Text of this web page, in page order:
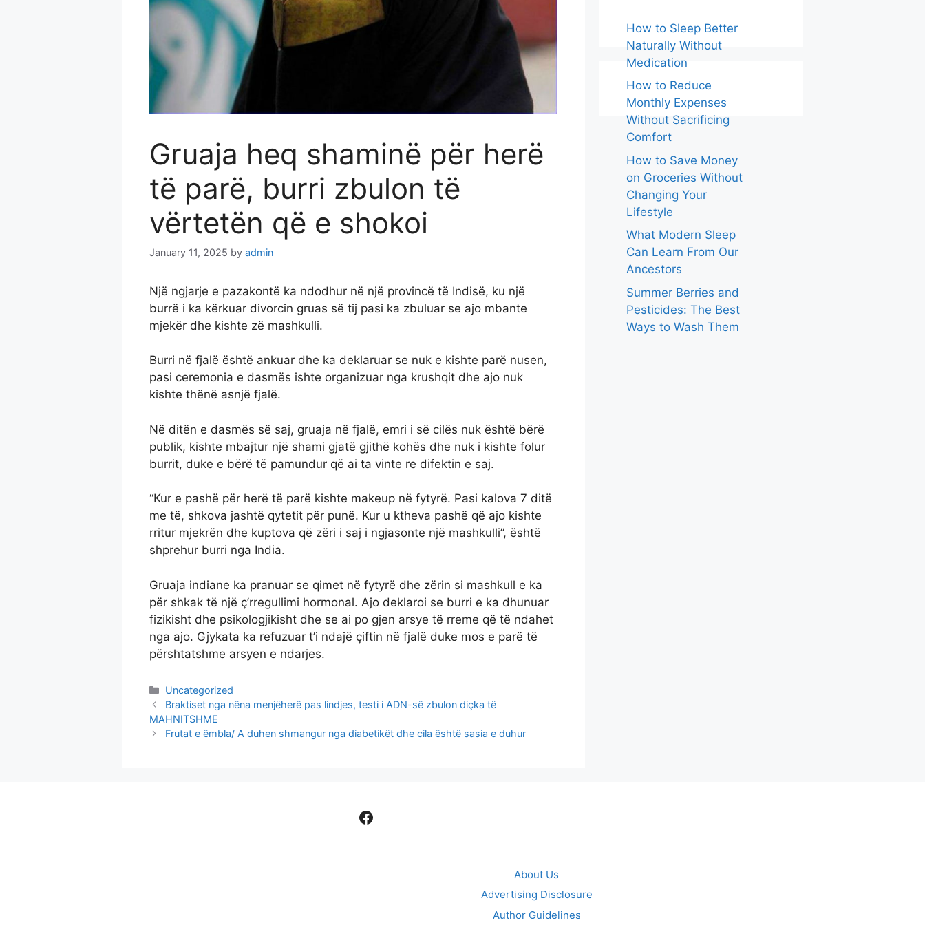
Gruaja heq shaminë për herë
të parë, burri zbulon të
vërtetën që e shokoi
January 11, 2025 by admin
Një ngjarje e pazakontë ka ndodhur në një provincë të Indisë, ku një
burrë i ka kërkuar divorcin gruas së tij pasi ka zbuluar se ajo mbante
mjekër dhe kishte zë mashkulli.
Burri në fjalë është ankuar dhe ka deklaruar se nuk e kishte parë nusen,
pasi ceremonia e dasmës ishte organizuar nga krushqit dhe ajo nuk
kishte thënë asnjë fjalë.
Në ditën e dasmës së saj, gruaja në fjalë, emri i së cilës nuk është bërë
publik, kishte mbajtur një shami gjatë gjithë kohës dhe nuk i kishte folur
burrit, duke e bërë të pamundur që ai ta vinte re difektin e saj.
“Kur e pashë për herë të parë kishte makeup në fytyrë. Pasi kalova 7 ditë
me të, shkova jashtë qytetit për punë. Kur u ktheva pashë që ajo kishte
rritur mjekrën dhe kuptova që zëri i saj i ngjasonte një mashkulli”, është
shprehur burri nga India.
Gruaja indiane ka pranuar se qimet në fytyrë dhe zërin si mashkull e ka
për shkak të një ç’rregullimi hormonal. Ajo deklaroi se burri e ka dhunuar
fizikisht dhe psikologjikisht dhe se ai po gjen arsye të rreme që të ndahet
nga ajo. Gjykata ka refuzuar t’i ndajë çiftin në fjalë duke mos e parë të
përshtatshme arsyen e ndarjes.
Categories
Uncategorized
Braktiset nga nëna menjëherë pas lindjes, testi i ADN-së zbulon diçka të
MAHNITSHME
Frutat e ëmbla/ A duhen shmangur nga diabetikët dhe cila është sasia e duhur
How to Sleep Better
Naturally Without
Medication
How to Reduce
Monthly Expenses
Without Sacrificing
Comfort
How to Save Money
on Groceries Without
Changing Your
Lifestyle
What Modern Sleep
Can Learn From Our
Ancestors
Summer Berries and
Pesticides: The Best
Ways to Wash Them
Facebook
About Us
Advertising Disclosure
Author Guidelines